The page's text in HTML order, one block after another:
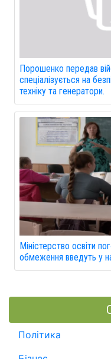
Порошенко передав
спеціалізується на
техніку та генератори.
Міністерство освіти
обмеження введуть у
Політика